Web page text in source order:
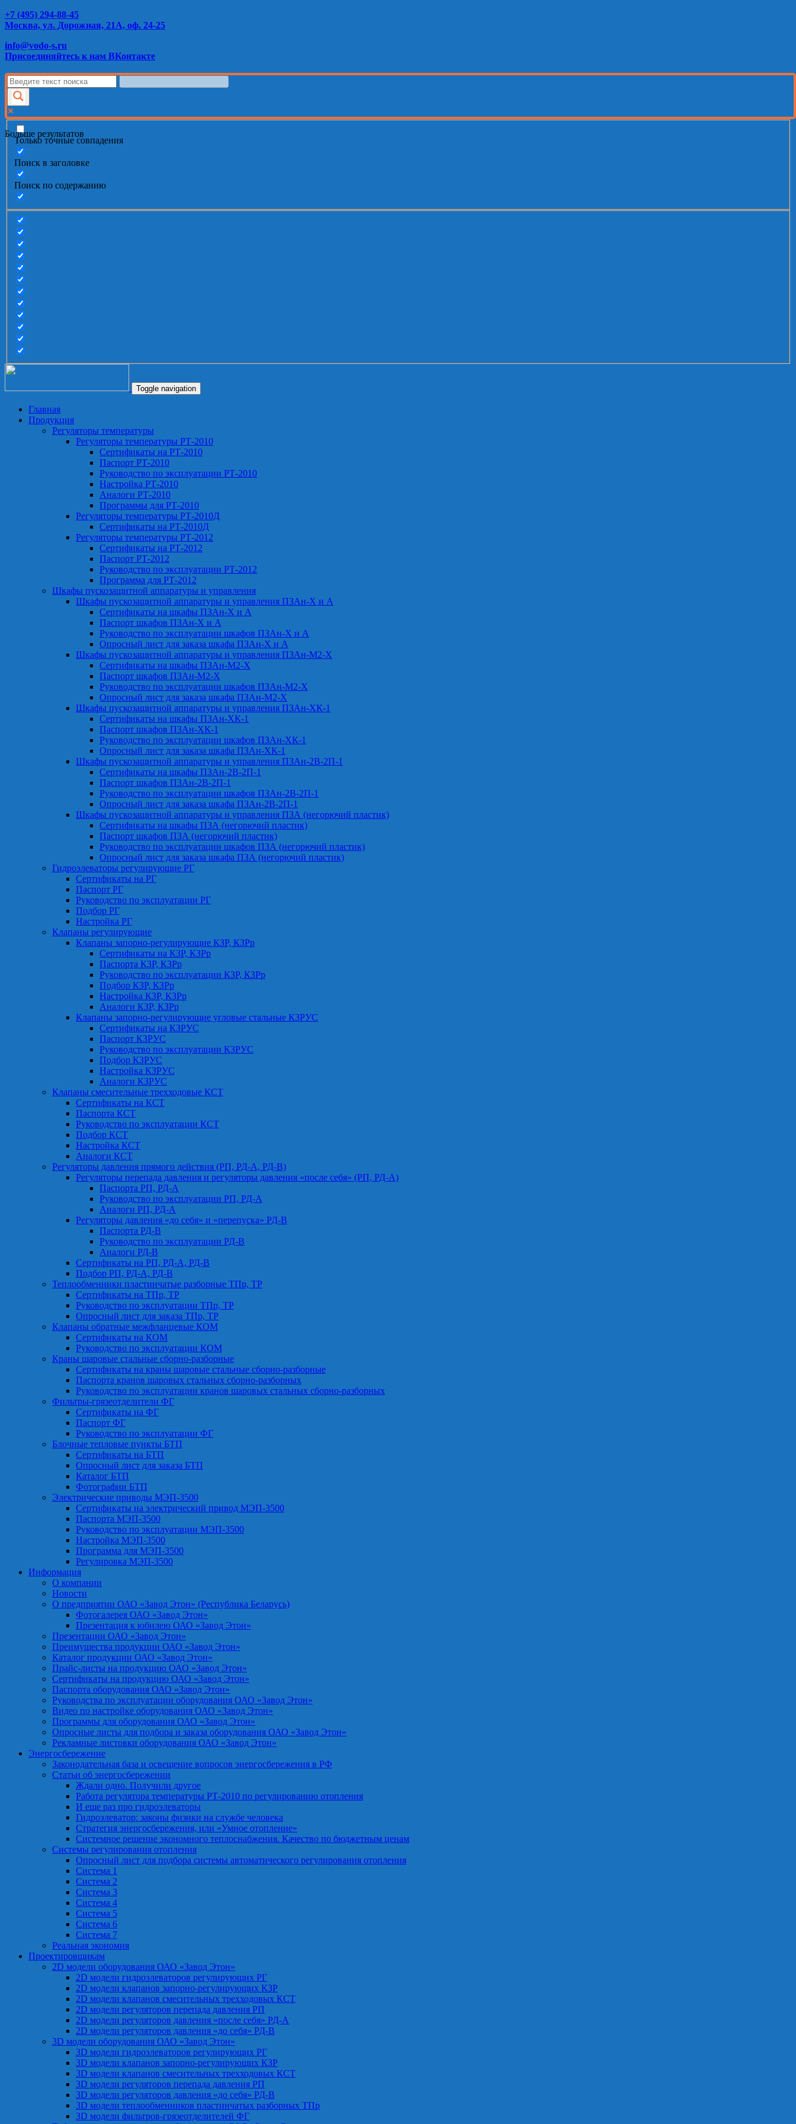
+7 (495) 294-88-45
Москва, ул. Дорожная, 21А, оф. 24-25
info@vodo-s.ru
Присоединяйтесь к нам ВКонтакте
Больше результатов
Только точные совпадения
Поиск в заголовке
Поиск по содержанию
Toggle navigation
Главная
Продукция
Регуляторы температуры
Регуляторы температуры РТ-2010
Сертификаты на РТ-2010
Паспорт РТ-2010
Руководство по эксплуатации РТ-2010
Настройка РТ-2010
Аналоги РТ-2010
Программы для РТ-2010
Регуляторы температуры РТ-2010Д
Сертификаты на РТ-2010Д
Регуляторы температуры РТ-2012
Сертификаты на РТ-2012
Паспорт РТ-2012
Руководство по эксплуатации РТ-2012
Программа для РТ-2012
Шкафы пускозащитной аппаратуры и управления
Шкафы пускозащитной аппаратуры и управления ПЗАн-Х и А
Сертификаты на шкафы ПЗАн-Х и А
Паспорт шкафов ПЗАн-Х и А
Руководство по эксплуатации шкафов ПЗАн-Х и А
Опросный лист для заказа шкафа ПЗАн-Х и А
Шкафы пускозащитной аппаратуры и управления ПЗАн-М2-Х
Сертификаты на шкафы ПЗАн-М2-Х
Паспорт шкафов ПЗАн-М2-Х
Руководство по эксплуатации шкафов ПЗАн-М2-Х
Опросный лист для заказа шкафа ПЗАн-М2-Х
Шкафы пускозащитной аппаратуры и управления ПЗАн-ХК-1
Сертификаты на шкафы ПЗАн-ХК-1
Паспорт шкафов ПЗАн-ХК-1
Руководство по эксплуатации шкафов ПЗАн-ХК-1
Опросный лист для заказа шкафа ПЗАн-ХК-1
Шкафы пускозащитной аппаратуры и управления ПЗАн-2В-2П-1
Сертификаты на шкафы ПЗАн-2В-2П-1
Паспорт шкафов ПЗАн-2В-2П-1
Руководство по эксплуатации шкафов ПЗАн-2В-2П-1
Опросный лист для заказа шкафа ПЗАн-2В-2П-1
Шкафы пускозащитной аппаратуры и управления ПЗА (негорючий пластик)
Сертификаты на шкафы ПЗА (негорючий пластик)
Паспорт шкафов ПЗА (негорючий пластик)
Руководство по эксплуатации шкафов ПЗА (негорючий пластик)
Опросный лист для заказа шкафа ПЗА (негорючий пластик)
Гидроэлеваторы регулирующие РГ
Сертификаты на РГ
Паспорт РГ
Руководство по эксплуатации РГ
Подбор РГ
Настройка РГ
Клапаны регулирующие
Клапаны запорно-регулирующие КЗР, КЗРр
Сертификаты на КЗР, КЗРр
Паспорта КЗР, КЗРр
Руководство по эксплуатации КЗР, КЗРр
Подбор КЗР, КЗРр
Настройка КЗР, КЗРр
Аналоги КЗР, КЗРр
Клапаны запорно-регулирующие угловые стальные КЗРУС
Сертификаты на КЗРУС
Паспорт КЗРУС
Руководство по эксплуатации КЗРУС
Подбор КЗРУС
Настройка КЗРУС
Аналоги КЗРУС
Клапаны смесительные трехходовые КСТ
Сертификаты на КСТ
Паспорта КСТ
Руководство по эксплуатации КСТ
Подбор КСТ
Настройка КСТ
Аналоги КСТ
Регуляторы давления прямого действия (РП, РД-А, РД-В)
Регуляторы перепада давления и регуляторы давления «после себя» (РП, РД-А)
Паспорта РП, РД-А
Руководство по эксплуатации РП, РД-А
Аналоги РП, РД-А
Регуляторы давления «до себя» и «перепуска» РД-В
Паспорта РД-В
Руководство по эксплуатации РД-В
Аналоги РД-В
Сертификаты на РП, РД-А, РД-В
Подбор РП, РД-А, РД-В
Теплообменники пластинчатые разборные ТПр, ТР
Сертификаты на ТПр, ТР
Руководство по эксплуатации ТПр, ТР
Опросный лист для заказа ТПр, ТР
Клапаны обратные межфланцевые КОМ
Сертификаты на КОМ
Руководство по эксплуатации КОМ
Краны шаровые стальные сборно-разборные
Сертификаты на краны шаровые стальные сборно-разборные
Паспорта кранов шаровых стальных сборно-разборных
Руководство по эксплуатации кранов шаровых стальных сборно-разборных
Фильтры-грязеотделители ФГ
Сертификаты на ФГ
Паспорт ФГ
Руководство по эксплуатации ФГ
Блочные тепловые пункты БТП
Сертификаты на БТП
Опросный лист для заказа БТП
Каталог БТП
Фотографии БТП
Электрические приводы МЭП-3500
Сертификаты на электрический привод МЭП-3500
Паспорта МЭП-3500
Руководство по эксплуатации МЭП-3500
Настройка МЭП-3500
Программа для МЭП-3500
Регулировка МЭП-3500
Информация
О компании
Новости
О предприятии ОАО «Завод Этон» (Республика Беларусь)
Фотогалерея ОАО «Завод Этон»
Презентация к юбилею ОАО «Завод Этон»
Презентации ОАО «Завод Этон»
Преимущества продукции ОАО «Завод Этон»
Каталог продукции ОАО «Завод Этон»
Прайс-листы на продукцию ОАО «Завод Этон»
Сертификаты на продукцию ОАО «Завод Этон»
Паспорта оборудования ОАО «Завод Этон»
Руководства по эксплуатации оборудования ОАО «Завод Этон»
Видео по настройке оборудования ОАО «Завод Этон»
Программы для оборудования ОАО «Завод Этон»
Опросные листы для подбора и заказа оборудования ОАО «Завод Этон»
Рекламные листовки оборудования ОАО «Завод Этон»
Энергосбережение
Законодательная база и освещение вопросов энергосбережения в РФ
Статьи об энергосбережении
Ждали одно. Получили другое
Работа регулятора температуры РТ-2010 по регулированию отопления
И еще раз про гидроэлеваторы
Гидроэлеватор: законы физики на службе человека
Стратегия энергосбережения, или «Умное отопление»
Системное решение экономного теплоснабжения. Качество по бюджетным ценам
Системы регулирования отопления
Опросный лист для подбора системы автоматического регулирования отопления
Система 1
Система 2
Система 3
Система 4
Система 5
Система 6
Система 7
Реальная экономия
Проектировщикам
2D модели оборудования ОАО «Завод Этон»
2D модели гидроэлеваторов регулирующих РГ
2D модели клапанов запорно-регулирующих КЗР
2D модели клапанов смесительных трехходовых КСТ
2D модели регуляторов перепада давления РП
2D модели регуляторов давления «после себя» РД-А
2D модели регуляторов давления «до себя» РД-В
3D модели оборудования ОАО «Завод Этон»
3D модели гидроэлеваторов регулирующих РГ
3D модели клапанов запорно-регулирующих КЗР
3D модели клапанов смесительных трехходовых КСТ
3D модели регуляторов перепада давления РП
3D модели регуляторов давления «до себя» РД-В
3D модели теплообменников пластинчатых разборных ТПр
3D модели фильтров-грязеотделителей ФГ